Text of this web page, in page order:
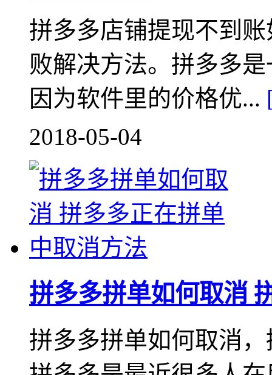
拼多多店铺提现不到
败解决方法。拼多多
因为软件里的价格优...
2018-05-04
拼多多拼单如何取消
拼多多拼单如何取消